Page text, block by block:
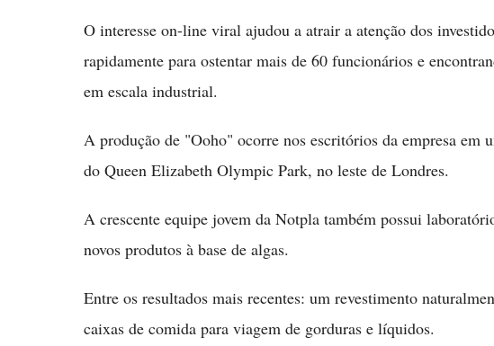
O interesse on-line viral ajudou a atrair a atenção dos
rapidamente para ostentar mais de 60 funcionários e
em escala industrial.
A produção de "Ooho" ocorre nos escritórios da empresa em
do Queen Elizabeth Olympic Park, no leste de Londres.
A crescente equipe jovem da Notpla também possui
novos produtos à base de algas.
Entre os resultados mais recentes: um revestimento
caixas de comida para viagem de gorduras e líquidos.